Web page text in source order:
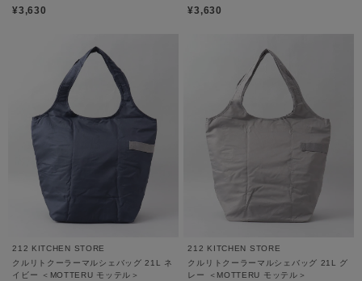
¥3,630 ¥3,630
212 KITCHEN STORE
クルリトクーラーマルシェバッグ 21L ネ
イビー ＜MOTTERU モッテル＞
212 KITCHEN STORE
クルリトクーラーマルシェバッグ 21L グ
レー ＜MOTTERU モッテル＞